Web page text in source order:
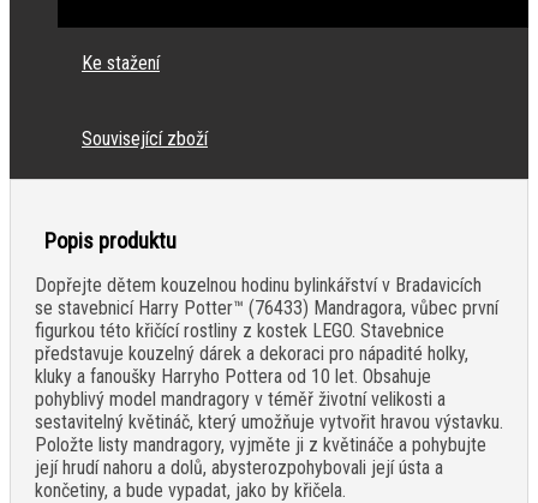
Ke stažení
Související zboží
Popis produktu
Dopřejte dětem kouzelnou hodinu bylinkářství v Bradavicích
se stavebnicí Harry Potter™ (76433) Mandragora, vůbec první
figurkou této křičící rostliny z kostek LEGO. Stavebnice
představuje kouzelný dárek a dekoraci pro nápadité holky,
kluky a fanoušky Harryho Pottera od 10 let. Obsahuje
pohyblivý model mandragory v téměř životní velikosti a
sestavitelný květináč, který umožňuje vytvořit hravou výstavku.
Položte listy mandragory, vyjměte ji z květináče a pohybujte
její hrudí nahoru a dolů, abysterozpohybovali její ústa a
končetiny, a bude vypadat, jako by křičela.